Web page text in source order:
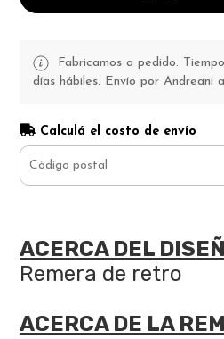
Fabricamos a pedido.
días hábiles. Envío por Andreani
Calculá el costo de envío
ACERCA DEL
Remera de retro
ACERCA DE LA